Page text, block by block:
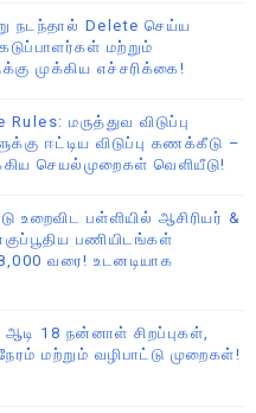
நடந்தால் Delete செய்ய
மற்றும்
முக்கிய எச்சரிக்கை!
மருத்துவ விடுப்பு
ஈட்டிய விடுப்பு கணக்கீடு –
செயல்முறைகள் வெளியீடு!
உறைவிட பள்ளியில் ஆசிரியர் &
பணியிடங்கள்
வரை! உடனடியாக
ஆடி 18 நன்னாள் சிறப்புகள்,
மற்றும் வழிபாட்டு முறைகள்!